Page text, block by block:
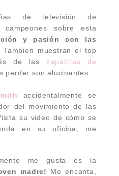
de televisión de
campeones sobre esta
y pasión con las
Tambien muestran el top
de las zapatillas de
perder son alucinantes.
accidentalmente se
del movimiento de las
su video de cómo se
en su oficina, me
me gusta es la
madre!
Me encanta,